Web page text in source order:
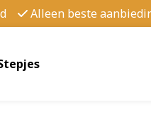
Alleen beste